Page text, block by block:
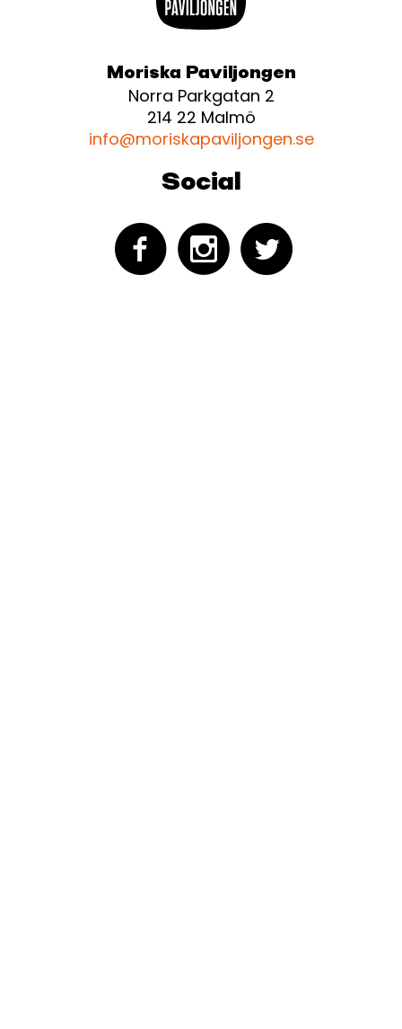
Moriska Paviljongen
Norra Parkgatan 2
214 22 Malmö
info@moriskapaviljongen.se
Social